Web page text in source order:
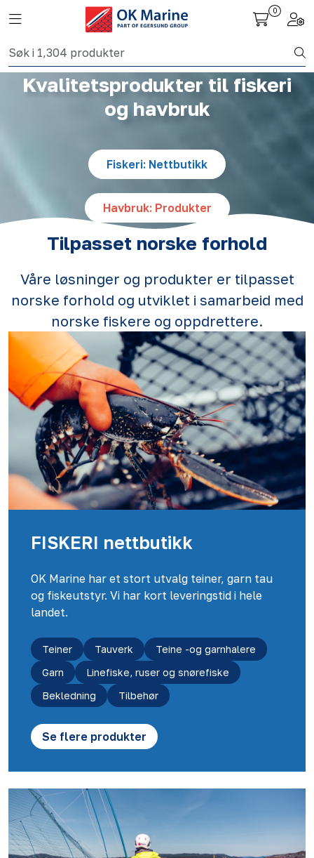
Skip to main content
Toggle navigation
0
Kvalitetsprodukter til fiskeri
og havbruk
Fiskeri: Nettbutikk
Havbruk: Produkter
Tilpasset norske forhold
Våre løsninger og produkter er tilpasset
norske forhold og utviklet i samarbeid med
norske fiskere og oppdrettere.
FISKERI nettbutikk
OK Marine har et stort utvalg teiner, garn tau
og fiskeutstyr. Vi har kort leveringstid i hele
landet.
Teiner Tauverk
Teine -og garnhalere
Garn
Linefiske, ruser og snørefiske
Bekledning
Tilbehør
Se flere produkter
Fiskeri nettbutikk